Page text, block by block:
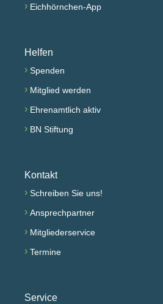
› Eichhörnchen-App
Helfen
› Spenden
› Mitglied werden
› Ehrenamtlich aktiv
› BN Stiftung
Kontakt
› Schreiben Sie uns!
› Ansprechpartner
› Mitgliederservice
› Termine
Service